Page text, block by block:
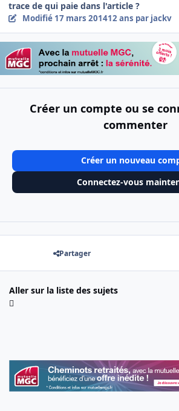
trace de qui paie dans l'article ?
Modifié 17 mars 201412 ans par jackv
Créer un compte ou se
commenter
Créer un nouveau
Connectez-vous
Partager
Aller sur la liste des sujets